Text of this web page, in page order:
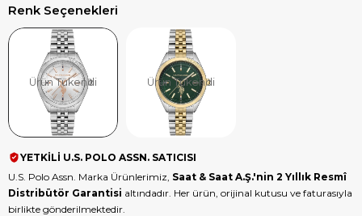
Renk Seçenekleri
Ürün Tükendi Ürün Tükendi
YETKİLİ U.S. POLO ASSN. SATICISI
U.S. Polo Assn. Marka Ürünlerimiz, Saat & Saat A.Ş.'nin 2 Yıllık Resmî
Distribütör Garantisi altındadır. Her ürün, orijinal kutusu ve faturasıyla
birlikte gönderilmektedir.